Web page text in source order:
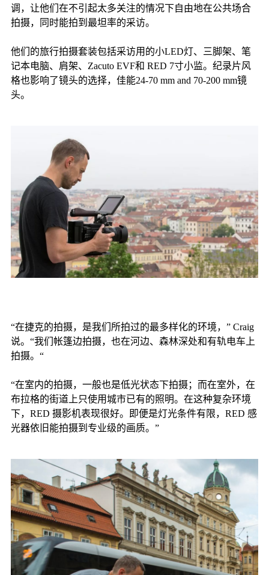
调，让他们在不引起太多关注的情况下自由地在公共场合
拍摄，同时能拍到最坦率的采访。
他们的旅行拍摄套装包括采访用的小LED灯、三脚架、笔
记本电脑、肩架、Zacuto EVF和 RED 7寸小监。纪录片风
格也影响了镜头的选择，佳能24-70 mm and 70-200 mm镜
头。
“在捷克的拍摄，是我们所拍过的最多样化的环境，” Craig
说。“我们帐篷边拍摄，也在河边、森林深处和有轨电车上
拍摄。“
“在室内的拍摄，一般也是低光状态下拍摄；而在室外，在
布拉格的街道上只使用城市已有的照明。在这种复杂环境
下，RED 摄影机表现很好。即便是灯光条件有限，RED 感
光器依旧能拍摄到专业级的画质。”